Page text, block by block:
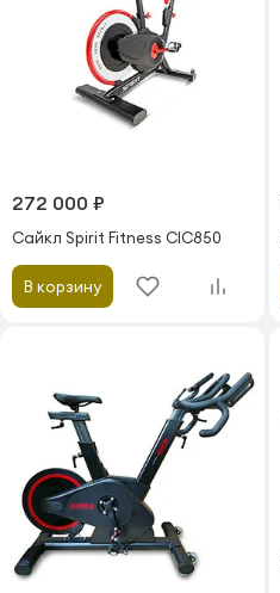
272 000 ₽
Сайкл Spirit Fitness CIC850
В корзину